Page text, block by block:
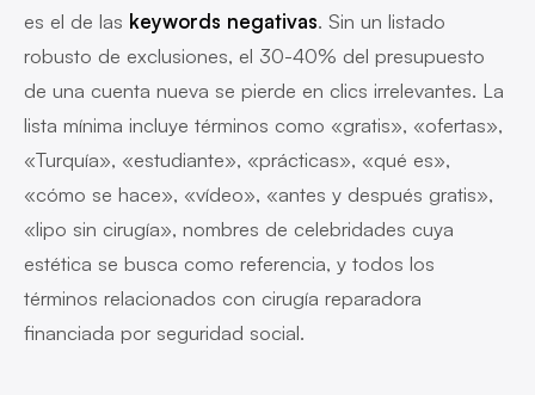
es el de las keywords negativas. Sin un listado
robusto de exclusiones, el 30-40% del presupuesto
de una cuenta nueva se pierde en clics irrelevantes. La
lista mínima incluye términos como «gratis», «ofertas»,
«Turquía», «estudiante», «prácticas», «qué es»,
«cómo se hace», «vídeo», «antes y después gratis»,
«lipo sin cirugía», nombres de celebridades cuya
estética se busca como referencia, y todos los
términos relacionados con cirugía reparadora
financiada por seguridad social.